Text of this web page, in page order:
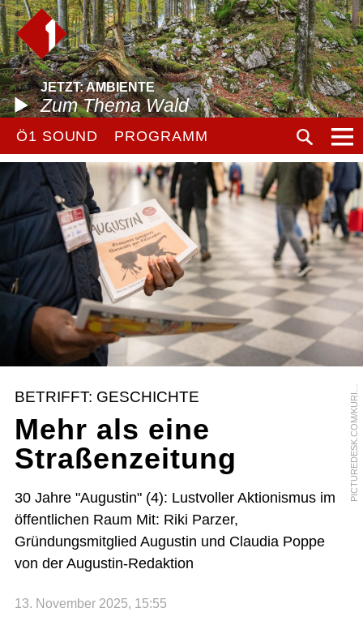
JETZT: AMBIENTE
Zum Thema Wald
Ö1 SOUND PROGRAMM
P
I
C
T
U
R
E
D
E
S
K
.
C
O
M
/
K
U
R
I
E
R
/
J
E
F
F
M
A
N
G
I
O
N
E
BETRIFFT: GESCHICHTE
Mehr als eine
Straßenzeitung
30 Jahre "Augustin" (4): Lustvoller Aktionismus im
öffentlichen Raum Mit: Riki Parzer,
Gründungsmitglied Augustin und Claudia Poppe
von der Augustin-Redaktion
13. November 2025, 15:55